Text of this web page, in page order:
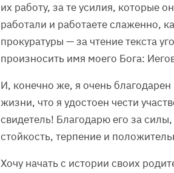
их работу, за те усилия, которые
работали и работаете слаженно,
прокуратуры — за чтение текста
произносить имя моего Бога:
И, конечно же, я очень
жизни, что я удостоен чести
свидетель! Благодарю его за
стойкость, терпение и
Хочу начать с истории своих